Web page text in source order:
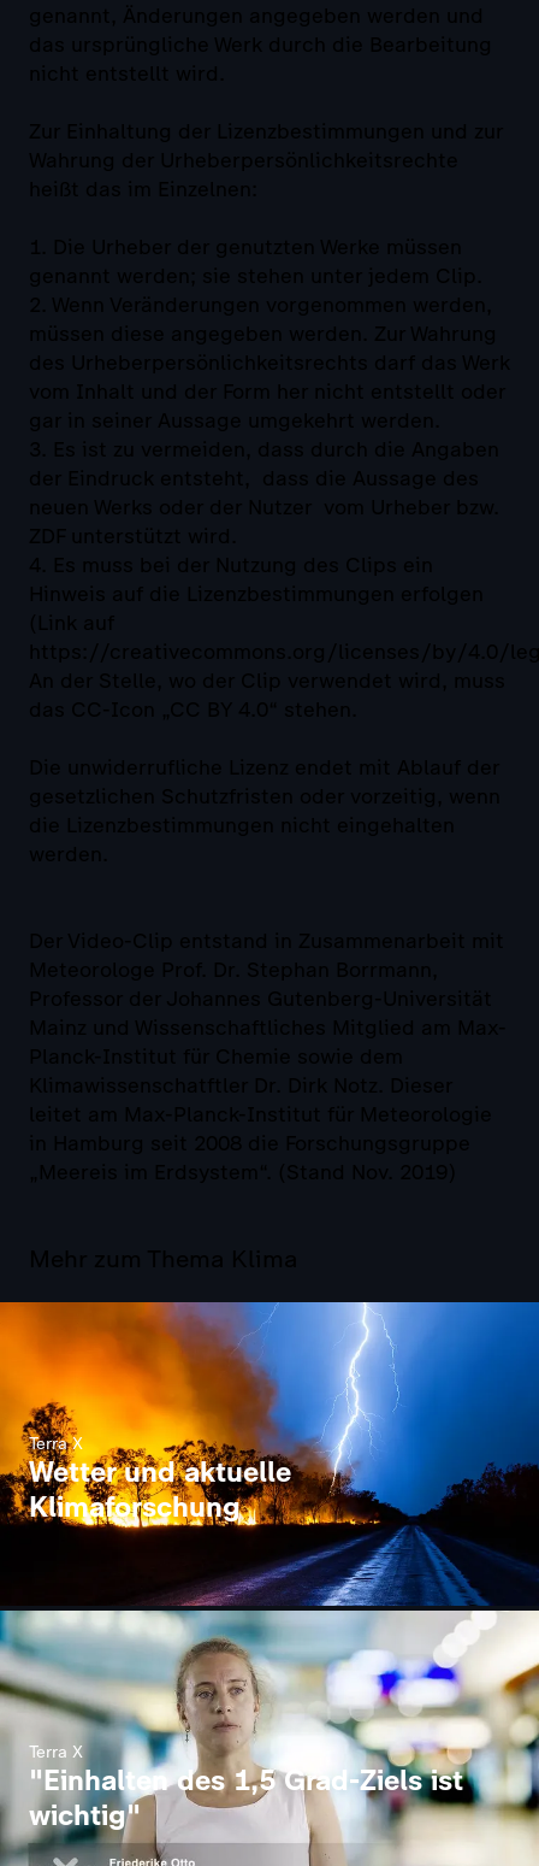
genannt, Änderungen angegeben werden und
das ursprüngliche Werk durch die Bearbeitung
nicht entstellt wird.
Zur Einhaltung der Lizenzbestimmungen und zur
Wahrung der Urheberpersönlichkeitsrechte
heißt das im Einzelnen:
1. Die Urheber der genutzten Werke müssen
genannt werden; sie stehen unter jedem Clip.
2. Wenn Veränderungen vorgenommen werden,
müssen diese angegeben werden. Zur Wahrung
des Urheberpersönlichkeitsrechts darf das Werk
vom Inhalt und der Form her nicht entstellt oder
gar in seiner Aussage umgekehrt werden.
3. Es ist zu vermeiden, dass durch die Angaben
der Eindruck entsteht, dass die Aussage des
neuen Werks oder der Nutzer vom Urheber bzw.
ZDF unterstützt wird.
4. Es muss bei der Nutzung des Clips ein
Hinweis auf die Lizenzbestimmungen erfolgen
(Link auf
https://creativecommons.org/licenses/by/4.0/
An der Stelle, wo der Clip verwendet wird, muss
das CC-Icon „CC BY 4.0“ stehen.
Die unwiderrufliche Lizenz endet mit Ablauf der
gesetzlichen Schutzfristen oder vorzeitig, wenn
die Lizenzbestimmungen nicht eingehalten
werden.
Der Video-Clip entstand in Zusammenarbeit mit
Meteorologe Prof. Dr. Stephan Borrmann,
Professor der Johannes Gutenberg-Universität
Mainz und Wissenschaftliches Mitglied am Max-
Planck-Institut für Chemie sowie dem
Klimawissenschatftler Dr. Dirk Notz. Dieser
leitet am Max-Planck-Institut für Meteorologie
in Hamburg seit 2008 die Forschungsgruppe
„Meereis im Erdsystem“. (Stand Nov. 2019)
Mehr zum Thema Klima
Terra X
Wetter und aktuelle
Klimaforschung
Terra X
"Einhalten des 1,5 Grad-Ziels ist
wichtig"